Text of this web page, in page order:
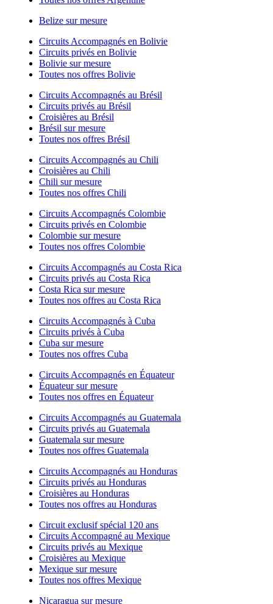
Belize sur mesure
Circuits Accompagnés en Bolivie
Circuits privés en Bolivie
Bolivie sur mesure
Toutes nos offres Bolivie
Circuits Accompagnés au Brésil
Circuits privés au Brésil
Croisières au Brésil
Brésil sur mesure
Toutes nos offres Brésil
Circuits Accompagnés au Chili
Croisières au Chili
Chili sur mesure
Toutes nos offres Chili
Circuits Accompagnés Colombie
Circuits privés en Colombie
Colombie sur mesure
Toutes nos offres Colombie
Circuits Accompagnés au Costa Rica
Circuits privés au Costa Rica
Costa Rica sur mesure
Toutes nos offres au Costa Rica
Circuits Accompagnés à Cuba
Circuits privés à Cuba
Cuba sur mesure
Toutes nos offres Cuba
Circuits Accompagnés en Équateur
Équateur sur mesure
Toutes nos offres en Équateur
Circuits Accompagnés au Guatemala
Circuits privés au Guatemala
Guatemala sur mesure
Toutes nos offres Guatemala
Circuits Accompagnés au Honduras
Circuits privés au Honduras
Croisières au Honduras
Toutes nos offres au Honduras
Circuit exclusif spécial 120 ans
Circuits Accompagné au Mexique
Circuits privés au Mexique
Croisières au Mexique
Mexique sur mesure
Toutes nos offres Mexique
Nicaragua sur mesure